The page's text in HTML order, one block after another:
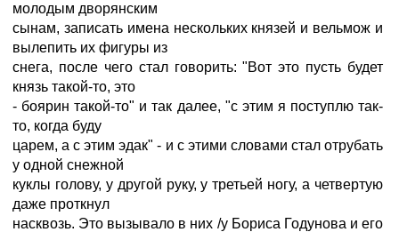
молодым дворянским
сынам, записать имена нескольких князей и вельмож и
вылепить их фигуры из
снега, после чего стал говорить: "Вот это пусть будет
князь такой-то, это
- боярин такой-то" и так далее, "с этим я поступлю так-
то, когда буду
царем, а с этим эдак" - и с этими словами стал отрубать
у одной снежной
куклы голову, у другой руку, у третьей ногу, а четвертую
даже проткнул
насквозь. Это вызывало в них /у Бориса Годунова и его